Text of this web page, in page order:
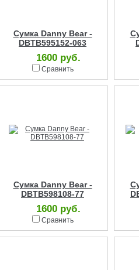
Сумка Danny Bear -
DBTB595152-063
1600 руб.
Сравнить
Сумка Danny Bear -
DBTB598108-77
1600 руб.
Сравнить